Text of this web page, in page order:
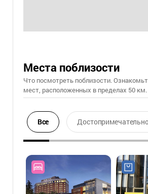
Места поблизости
Что посмотреть поблизости.
мест, расположенных в пределах 50 км.
Все